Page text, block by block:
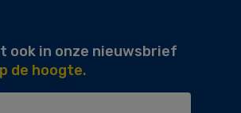
ook in onze nieuwsbrief
de hoogte.